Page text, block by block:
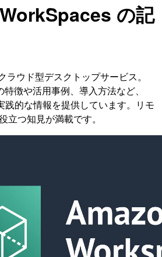
の記
ウド型デスクトップサービス。
徴や活用事例、導入方法など、
践的な情報を提供しています。リモ
立つ知見が満載です。